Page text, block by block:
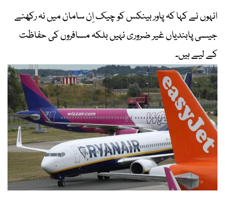
انہوں نے کہا کہ پاور بینکس کو چیک اِن سامان میں نہ رکھنے
جیسی پابندیاں غیر ضروری نہیں بلکہ مسافروں کی حفاظت
کے لیے ہیں۔